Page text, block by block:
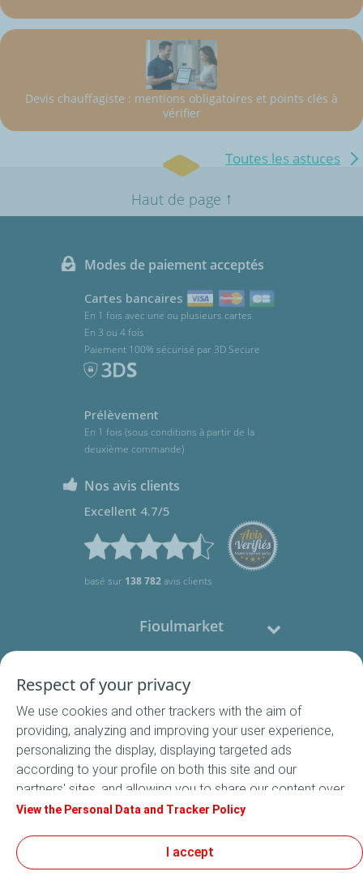
Devis chauffagiste : mentions obligatoires et points clés à
vérifier
Toutes les astuces
Haut de page ↑
Modes de paiement acceptés
Cartes bancaires
En 1 fois avec une ou plusieurs cartes
En 3 ou 4 fois
Paiement 100% sécurisé par 3D Secure
Prélèvement
En 1 fois (sous conditions à partir de la
deuxième commande)
Nos avis clients
Excellent 4.7/5
basé sur 138 782avis clients
Fioulmarket
Nous contacter
Suivez-nous
Conditions Générales de Vente
Respect of your privacy
We use cookies and other trackers with the aim of
providing, analyzing and improving your user experience,
personalizing the display, displaying targeted ads
according to your profile on both this site and our
partners' sites, and allowing you to share our content over
social media. In accordance with French legislation,
default. You can change your cookie settings at any time
by clicking on the "Manage my cookies" button. By clicking
View the Personal Data and Tracker Policy
I accept